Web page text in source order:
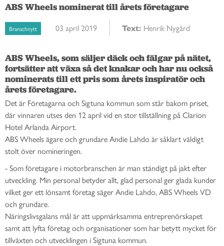
ABS Wheels nominerat till årets företagare
Branschnytt 03 april 2019 Text: Henrik Nygård
ABS Wheels, som säljer däck och fälgar på nätet,
fortsätter att växa så det knakar och har nu också
nominerats till ett pris som årets inspiratör och
årets företagare.
Det är Företagarna och Sigtuna kommun som står bakom priset,
där vinnaren utses den 12 april vid en stor tillställning på Clarion
Hotel Arlanda Airport.
ABS Wheels ägare och grundare Andie Lahdo är såklart väldigt
stolt över nomineringen.
- Som företagare i motorbranschen är man ständigt på jakt efter
utveckling. Min personal betyder allt, glad personal ger glada kunder
vilket ger ett lönsamt företag säger Andie Lahdo, ABS Wheels VD
och grundare.
Näringslivsgalans mål är att uppmärksamma entreprenörskapet
samt att lyfta företag och organisationer som har betytt mycket för
tillväxten och utvecklingen i Sigtuna kommun.